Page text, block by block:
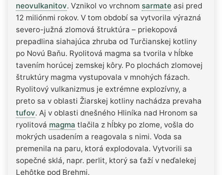
neovulkanitov. Vznikol vo vrchnom sarmate asi pred
12 miliónmi rokov. V tom období sa vytvorila výrazná
severo-južná zlomová štruktúra – priekopová
prepadlina siahajúca zhruba od Turčianskej kotliny
po Novú Baňu. Ryolitová magma sa tvorila v hĺbke
tavením horúcej zemskej kôry. Po plochách zlomovej
štruktúry magma vystupovala v mnohých fázach.
Ryolitový vulkanizmus je extrémne explozívny, a
preto sa v oblasti Žiarskej kotliny nachádza prevaha
tufov. Aj v oblasti dnešného Hliníka nad Hronom sa
ryolitová magma tlačila z hĺbky po zlome, vošla do
mokrých usadením a reagovala s nimi. Voda sa
premenila na paru, ktorá explodovala. Vytvorili sa
sopečné sklá, napr. perlit, ktorý sa ťaží v neďalekej
Lehôtke pod Brehmi.